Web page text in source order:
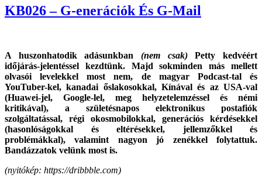
Szülőség
Hivatás
KB026 – G-enerációk És G-Mail
A huszonhatodik adásunkban (nem csak)Petty kedvéért
időjárás-jelentéssel kezdtünk. Majd sokminden más mellett
olvasói levelekkel most nem, de magyar Podcast-tal és
YouTuber-kel, kanadai őslakosokkal, Kínával és az USA-val
(Huawei-jel, Google-lel, meg helyzetelemzéssel és némi
kritikával), a születésnapos elektronikus postafiók
szolgáltatással, régi okosmobilokkal, generációs kérdésekkel
(hasonlóságokkal és eltérésekkel, jellemzőkkel és
problémákkal), valamint nagyon jó zenékkel folytattuk.
Bandázzatok velünk most is.
(nyitókép: https://dribbble.com)